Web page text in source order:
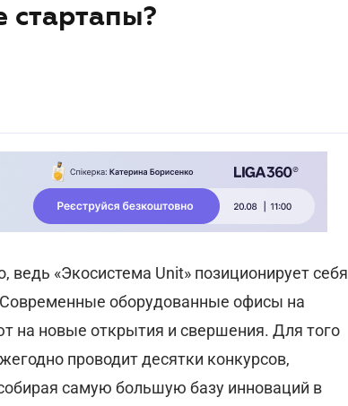
стартапы?
«Экосистема Unit» позиционирует себя
Современные оборудованные офисы на
на новые открытия и свершения. Для того
проводит десятки конкурсов,
самую большую базу инноваций в